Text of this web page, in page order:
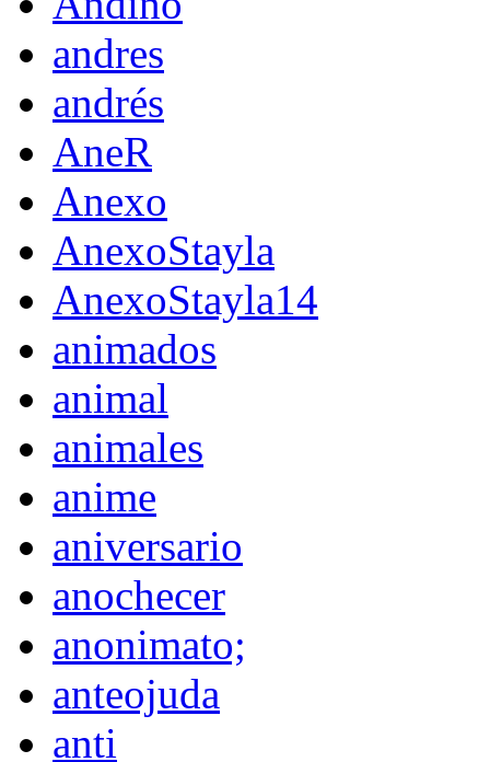
andres
andrés
AneR
Anexo
AnexoStayla
AnexoStayla14
animados
animal
animales
anime
aniversario
anochecer
anonimato;
anteojuda
anti